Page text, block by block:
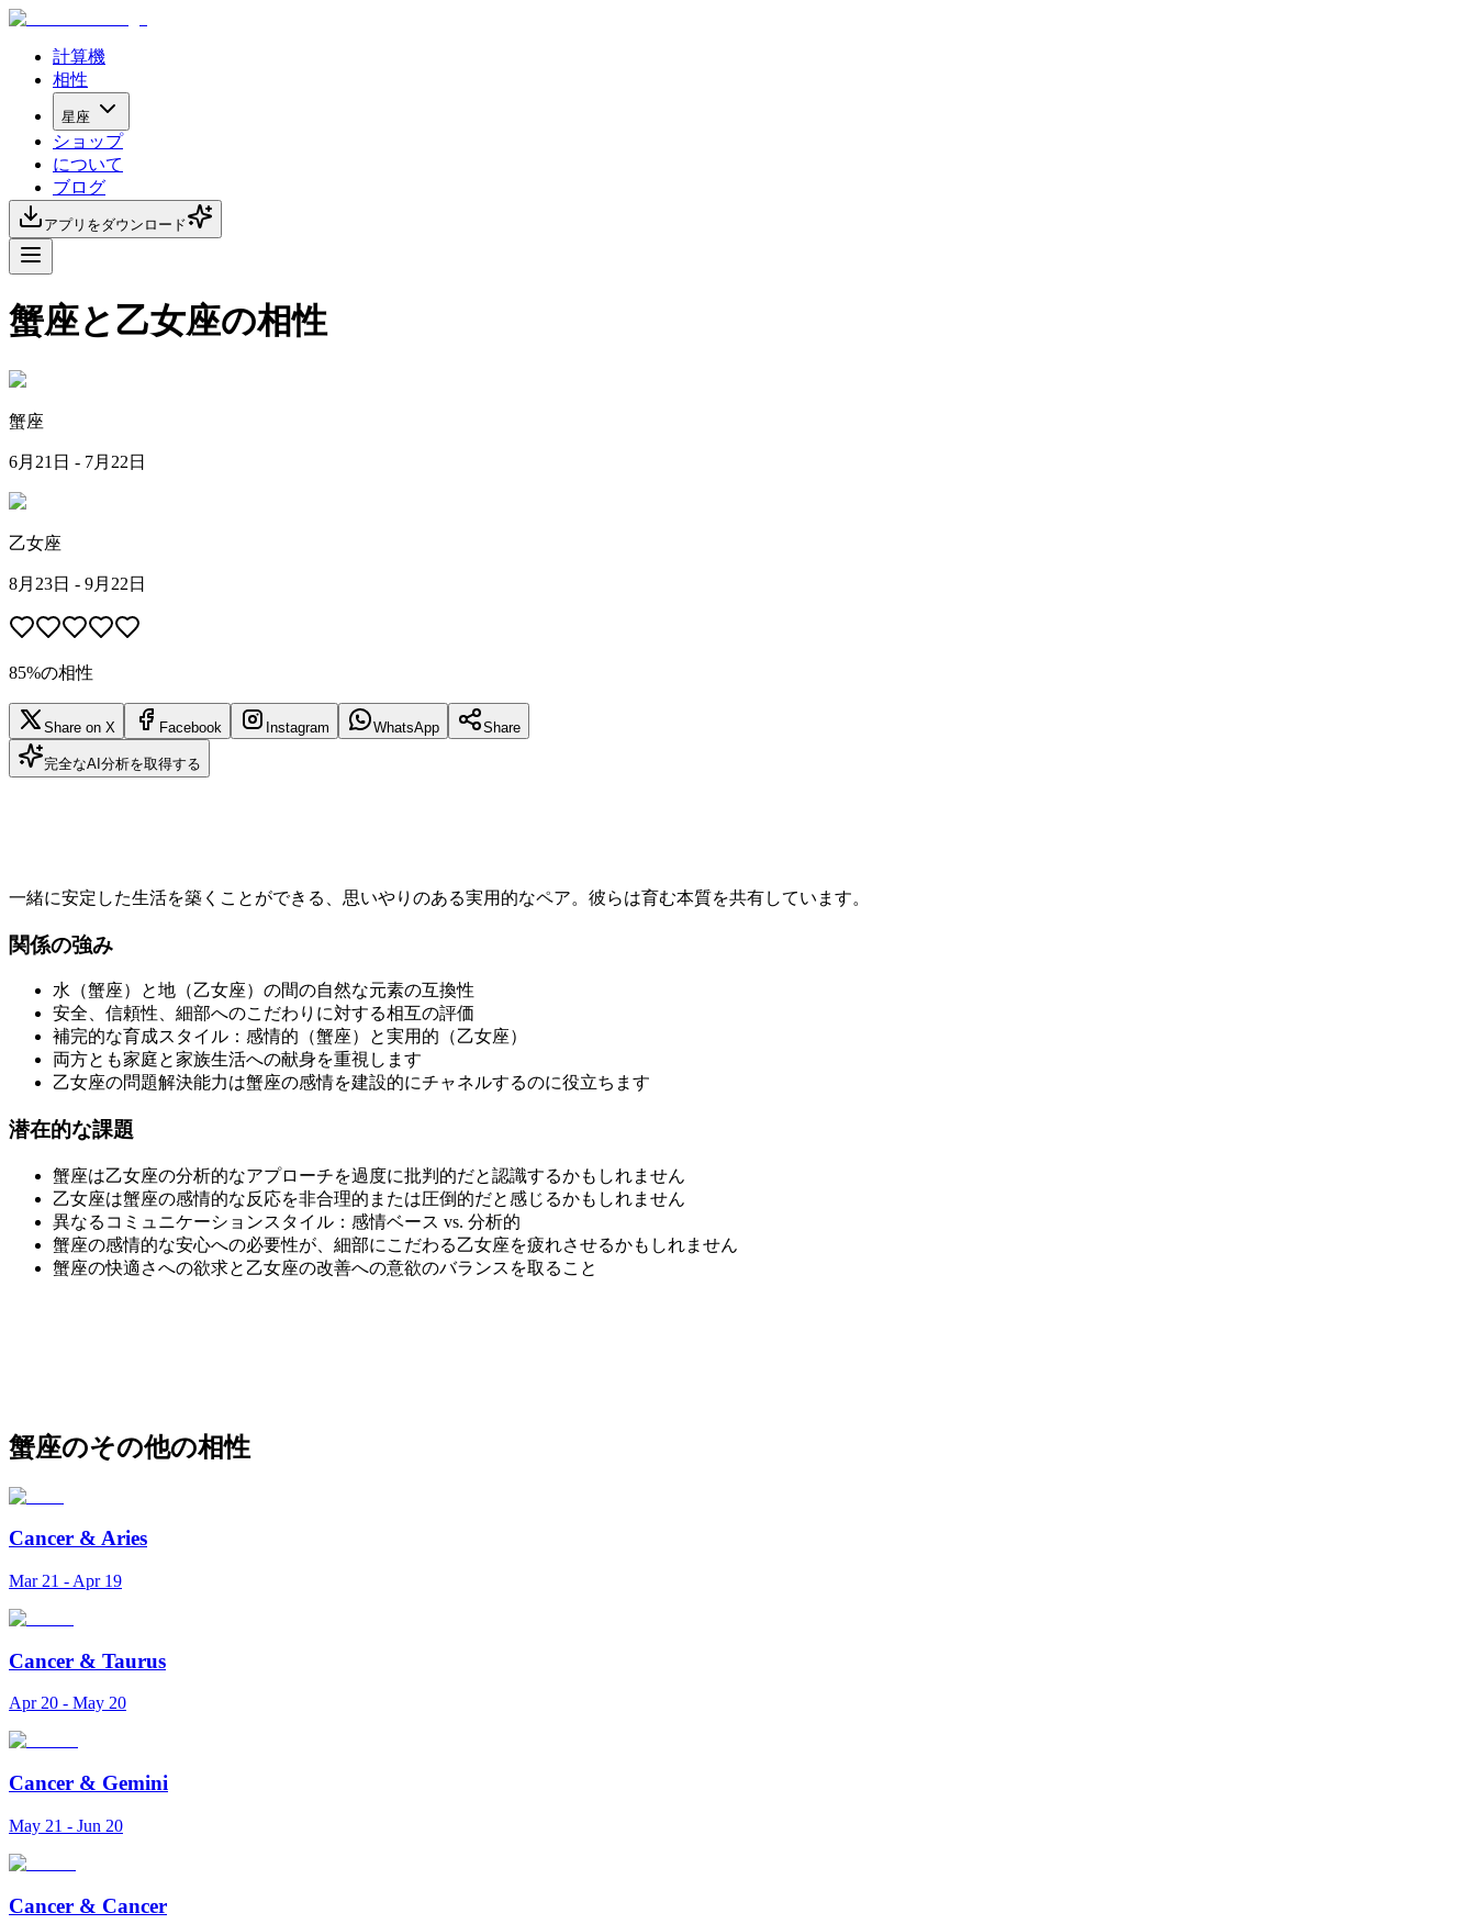
計算機
相性
星座
ショップ
について
ブログ
アプリをダウンロード
蟹座と乙女座の相性
蟹座
6月21日 - 7月22日
乙女座
8月23日 - 9月22日
85%の相性
Share on X Facebook Instagram WhatsApp Share
完全なAI分析を取得する
一緒に安定した生活を築くことができる、思いやりのある実用的なペア。彼らは育む本質を共有しています。
関係の強み
水（蟹座）と地（乙女座）の間の自然な元素の互換性
安全、信頼性、細部へのこだわりに対する相互の評価
補完的な育成スタイル：感情的（蟹座）と実用的（乙女座）
両方とも家庭と家族生活への献身を重視します
乙女座の問題解決能力は蟹座の感情を建設的にチャネルするのに役立ちます
潜在的な課題
蟹座は乙女座の分析的なアプローチを過度に批判的だと認識するかもしれません
乙女座は蟹座の感情的な反応を非合理的または圧倒的だと感じるかもしれません
異なるコミュニケーションスタイル：感情ベース vs. 分析的
蟹座の感情的な安心への必要性が、細部にこだわる乙女座を疲れさせるかもしれません
蟹座の快適さへの欲求と乙女座の改善への意欲のバランスを取ること
蟹座のその他の相性
Cancer & Aries
Mar 21 - Apr 19
Cancer & Taurus
Apr 20 - May 20
Cancer & Gemini
May 21 - Jun 20
Cancer & Cancer